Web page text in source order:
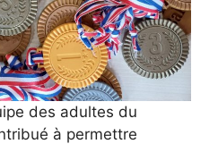
des adultes du
à permettre